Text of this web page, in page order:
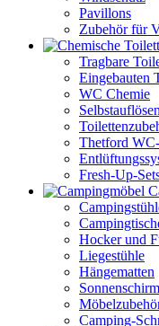
Pavillons
Zubehör für
Tragbare
Eingebauten
WC Chemie
Thetford
Fresh-Up-
Hocker und
Liegestühle
Hängematten
Camping-